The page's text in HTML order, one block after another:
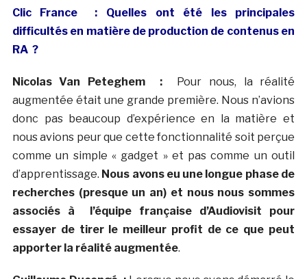
Clic France : Quelles ont été les principales
difficultés en matière de production de contenus en
RA ?
Nicolas Van Peteghem : Pour nous, la réalité
augmentée était une grande première. Nous n’avions
donc pas beaucoup d’expérience en la matière et
nous avions peur que cette fonctionnalité soit perçue
comme un simple « gadget » et pas comme un outil
d’apprentissage. Nous avons eu une longue phase de
recherches (presque un an) et nous nous sommes
associés à l’équipe française d’Audiovisit pour
essayer de tirer le meilleur profit de ce que peut
apporter la réalité augmentée.